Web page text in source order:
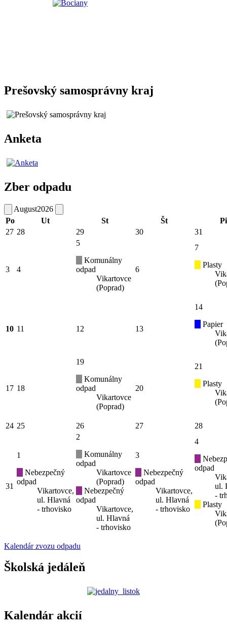
Prešovský samosprávny kraj
Anketa
Zber odpadu
August2026
Po
Ut St Št
Pi
27 28 29 30 31
3 4
5
Komunálny
odpad
Vikartovce
(Poprad)
6
7
Plasty
10 11 12 13
14
Papier
17 18
19
Komunálny
odpad
Vikartovce
(Poprad)
20
21
Plasty
24 25 26 27 28
31
1
Nebezpečný
odpad
Vikartovce,
ul. Hlavná
- trhovisko
2
Komunálny
odpad
Vikartovce
(Poprad)
Nebezpečný
odpad
Vikartovce,
ul. Hlavná
- trhovisko
3
Nebezpečný
odpad
Vikartovce,
ul. Hlavná
- trhovisko
4
odpad
ul.
-
Plasty
Kalendár zvozu odpadu
Školská jedáleň
Kalendár akcií